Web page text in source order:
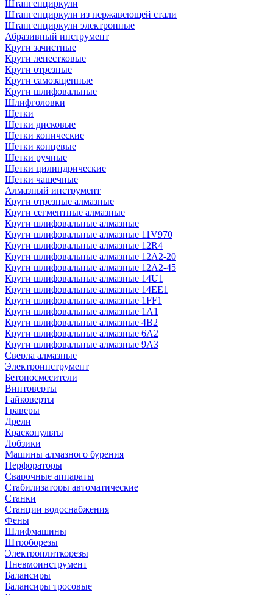
Штангенциркули
Штангенциркули из нержавеющей стали
Штангенциркули электронные
Абразивный инструмент
Круги зачистные
Круги лепестковые
Круги отрезные
Круги самозацепные
Круги шлифовальные
Шлифголовки
Щетки
Щетки дисковые
Щетки конические
Щетки концевые
Щетки ручные
Щетки цилиндрические
Щетки чашечные
Алмазный инструмент
Круги отрезные алмазные
Круги сегментные алмазные
Круги шлифовальные алмазные
Круги шлифовальные алмазные 11V970
Круги шлифовальные алмазные 12R4
Круги шлифовальные алмазные 12А2-20
Круги шлифовальные алмазные 12А2-45
Круги шлифовальные алмазные 14U1
Круги шлифовальные алмазные 14ЕЕ1
Круги шлифовальные алмазные 1FF1
Круги шлифовальные алмазные 1А1
Круги шлифовальные алмазные 4В2
Круги шлифовальные алмазные 6A2
Круги шлифовальные алмазные 9А3
Сверла алмазные
Электроинструмент
Бетоносмесители
Винтоверты
Гайковерты
Граверы
Дрели
Краскопульты
Лобзики
Машины алмазного бурения
Перфораторы
Сварочные аппараты
Стабилизаторы автоматические
Станки
Станции водоснабжения
Фены
Шлифмашины
Штроборезы
Электроплиткорезы
Пневмоинструмент
Балансиры
Балансиры тросовые